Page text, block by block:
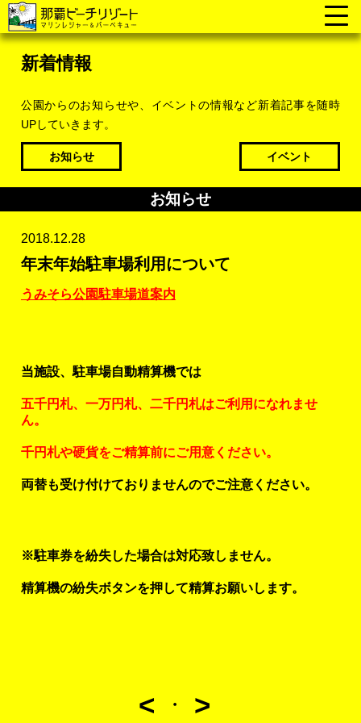
新着情報
公園からのお知らせや、イベントの情報など新着記事を随時
UPしていきます。
お知らせ イベント
お知らせ
2018.12.28
年末年始駐車場利用について
うみそら公園駐車場道案内
当施設、駐車場自動精算機では
五千円札、一万円札、二千円札はご利用になれませ
ん。
千円札や硬貨をご精算前にご用意ください。
両替も受け付けておりませんのでご注意ください。
※駐車券を紛失した場合は対応致しません。
精算機の紛失ボタンを押して精算お願いします。
< ・ >